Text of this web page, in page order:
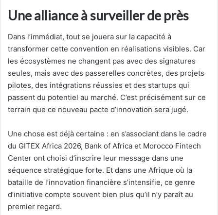
Une alliance à surveiller de près
Dans l’immédiat, tout se jouera sur la capacité à
transformer cette convention en réalisations visibles. Car
les écosystèmes ne changent pas avec des signatures
seules, mais avec des passerelles concrètes, des projets
pilotes, des intégrations réussies et des startups qui
passent du potentiel au marché. C’est précisément sur ce
terrain que ce nouveau pacte d’innovation sera jugé.
Une chose est déjà certaine : en s’associant dans le cadre
du GITEX Africa 2026, Bank of Africa et Morocco Fintech
Center ont choisi d’inscrire leur message dans une
séquence stratégique forte. Et dans une Afrique où la
bataille de l’innovation financière s’intensifie, ce genre
d’initiative compte souvent bien plus qu’il n’y paraît au
premier regard.